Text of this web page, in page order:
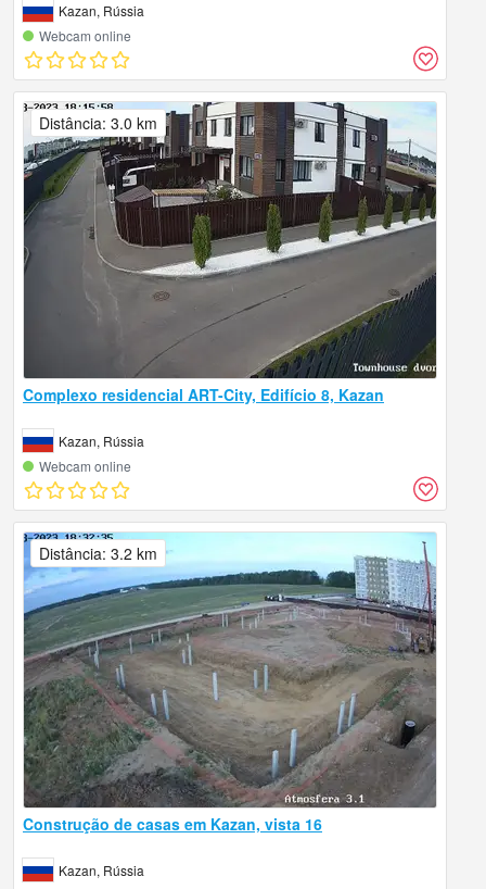
Kazan, Rússia
Webcam online
Complexo residencial ART-City, Edifício 8, Kazan
Kazan, Rússia
Webcam online
Distância: 3.0 km
Construção de casas em Kazan, vista 16
Kazan, Rússia
Distância: 3.2 km